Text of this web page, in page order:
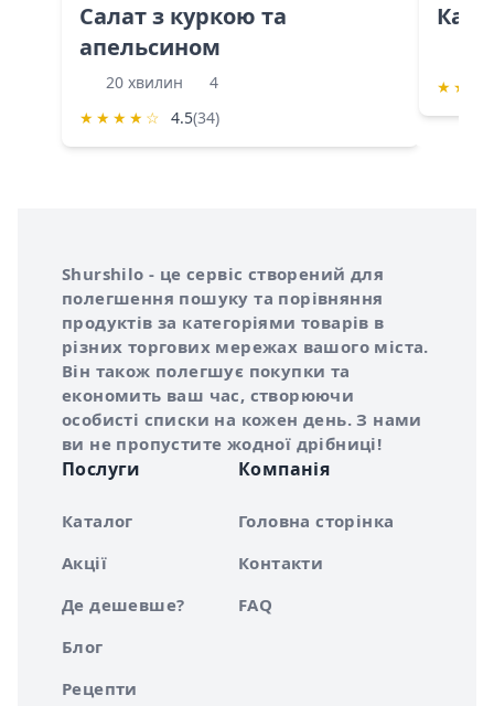
Салат з куркою та
апельсином
20 хвилин
4
★ ★ ★ ★ ☆ 4.5(34)
★ ★
Про сервіс Shurshilo
Shurshilo - це сервіс створений для
полегшення пошуку та порівняння
продуктів за категоріями товарів в
різних торгових мережах вашого міста.
Він також полегшує покупки та
економить ваш час, створюючи
особисті списки на кожен день. З нами
ви не пропустите жодної дрібниці!
Послуги
Каталог
Акції
Де дешевше?
Блог
Рецепти
Компанія
Головна сторінка
Контакти
FAQ